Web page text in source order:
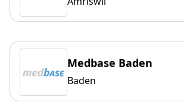
Medbase Baden
Baden